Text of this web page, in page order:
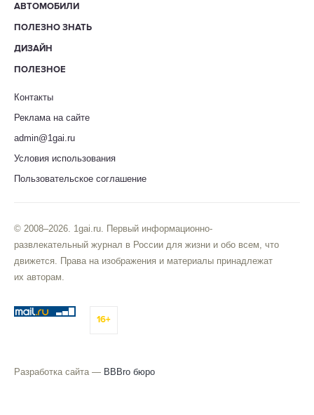
АВТОМОБИЛИ
ПОЛЕЗНО ЗНАТЬ
ДИЗАЙН
ПОЛЕЗНОЕ
Контакты
Реклама на сайте
admin@1gai.ru
Условия использования
Пользовательское соглашение
© 2008–2026. 1gai.ru. Первый информационно-
развлекательный журнал в России для жизни и обо всем, что
движется. Права на изображения и материалы принадлежат
их авторам.
16+
Разработка сайта — BBBro бюро